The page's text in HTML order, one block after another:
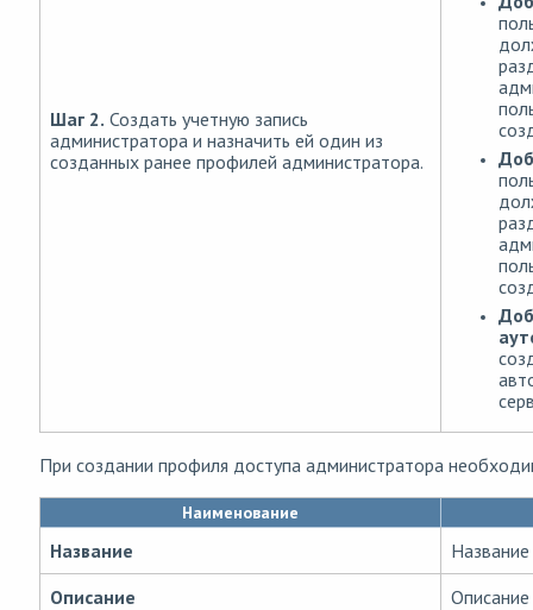
Шаг 2. Создать учетную запись
администратора и назначить ей один из
созданных ранее профилей администратора.
При создании профиля доступа администратора
Наименование
Название
Описание